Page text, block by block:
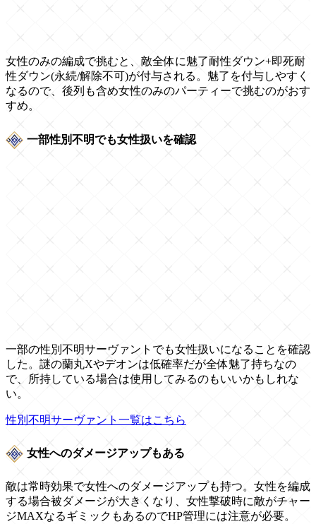
女性のみの編成で挑むと、敵全体に魅了耐性ダウン+即死耐
性ダウン(永続/解除不可)が付与される。魅了を付与しやすく
なるので、後列も含め女性のみのパーティーで挑むのがおす
すめ。
一部性別不明でも女性扱いを確認
一部の性別不明サーヴァントでも女性扱いになることを確認
した。謎の蘭丸Xやデオンは低確率だが全体魅了持ちなの
で、所持している場合は使用してみるのもいいかもしれな
い。
性別不明サーヴァント一覧はこちら
女性へのダメージアップもある
敵は常時効果で女性へのダメージアップも持つ。女性を編成
する場合被ダメージが大きくなり、女性撃破時に敵がチャー
ジMAXなるギミックもあるのでHP管理には注意が必要。